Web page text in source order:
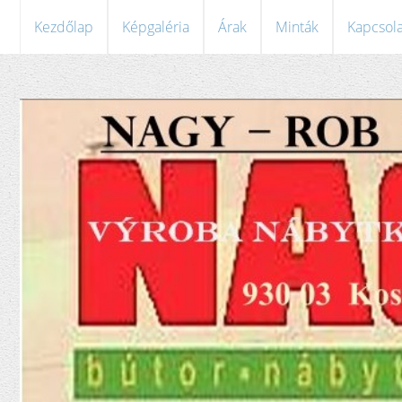
Kezdőlap Képgaléria Árak Minták